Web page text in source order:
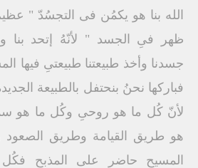
الله بنا هو يكمُن فى التجسُدّ "
ظهر فىِ الجسد " لأنّهُ إتحد بنا
جسدنا وأخذ طبيعتنا طبيعتىِ فيها
فباركها نحنُ بنحتفل بالطبيعة
لأنّ كُل ما هو روحىِ وكُل ما هو
هو طريق القيامة وطريق الصعود
المسيح حاضر على المذبح فكُل